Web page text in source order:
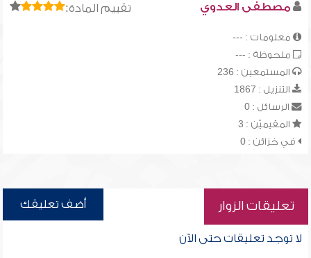
تقييم المادة: مصطفى العدوي
معلومات : ---
ملحوظة : ---
المستمعين : 236
التنزيل : 1867
الرسائل : 0
المقيميّن : 3
في خزائن : 0
تعليقات الزوار أضف تعليقك
لا توجد تعليقات حتى الآن